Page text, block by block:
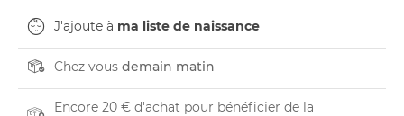
J'ajoute à ma liste de naissance
Chez vous demain matin
Encore 20 € d'achat pour bénéficier de la